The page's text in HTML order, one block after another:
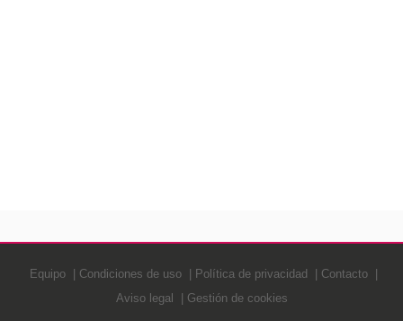
Equipo Condiciones de uso Política de privacidad
Contacto
Aviso legal
Gestión de cookies